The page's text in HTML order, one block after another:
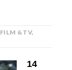
FILM & TV,
14